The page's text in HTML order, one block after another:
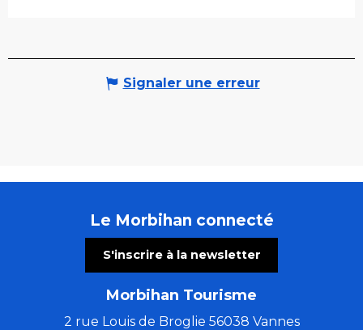
Signaler une erreur
Le Morbihan connecté
S'inscrire à la newsletter
Morbihan Tourisme
2 rue Louis de Broglie 56038 Vannes